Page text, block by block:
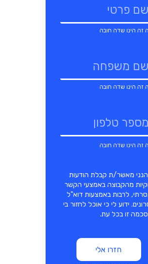
הנני מאשר/ת קבלת הודעות
מהקבוצה באמצעי הקשר
לרבות באמצעות דוא"ל
ידוע לי כי אוכל לחזור בי
זו בכל עת.
חזרו אלי